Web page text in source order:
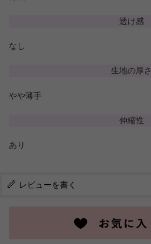
透け感
なし
生地の厚さ
やや薄手
伸縮性
あり
レビューを書く